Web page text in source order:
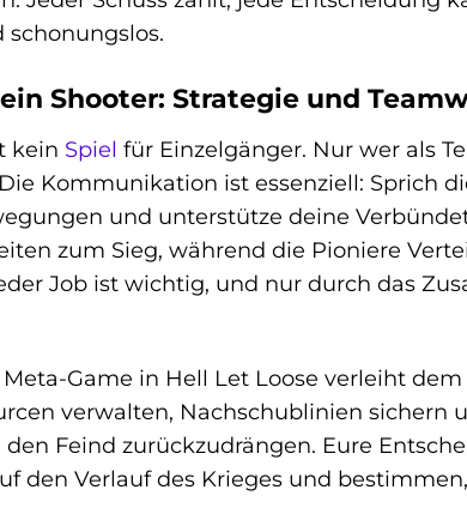
Shooter: Strategie und
kein Spiel für Einzelgänger. Nur wer als
Kommunikation ist essenziell: Sprich
und unterstütze deine
zum Sieg, während die Pioniere
Job ist wichtig, und nur durch das
Game in Hell Let Loose verleiht
verwalten, Nachschublinien sichern
Feind zurückzudrängen. Eure
den Verlauf des Krieges und